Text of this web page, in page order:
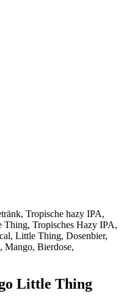
Little Thing